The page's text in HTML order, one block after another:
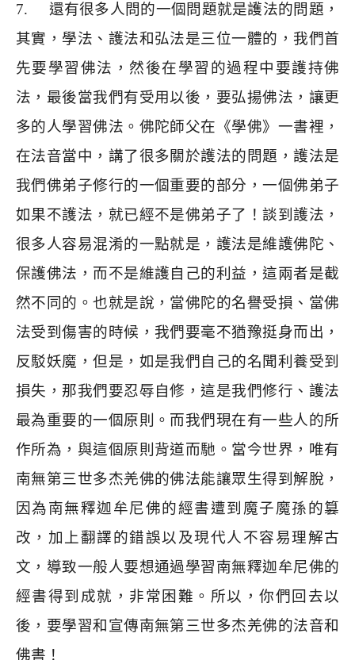
7. 還有很多人問的一個問題就是護法的問題，
其實，學法、護法和弘法是三位一體的，我們首
先要學習佛法，然後在學習的過程中要護持佛
法，最後當我們有受用以後，要弘揚佛法，讓更
多的人學習佛法。佛陀師父在《學佛》一書裡，
在法音當中，講了很多關於護法的問題，護法是
我們佛弟子修行的一個重要的部分，一個佛弟子
如果不護法，就已經不是佛弟子了！談到護法，
很多人容易混淆的一點就是，護法是維護佛陀、
保護佛法，而不是維護自己的利益，這兩者是截
然不同的。也就是說，當佛陀的名譽受損、當佛
法受到傷害的時候，我們要毫不猶豫挺身而出，
反駁妖魔，但是，如是我們自己的名聞利養受到
損失，那我們要忍辱自修，這是我們修行、護法
最為重要的一個原則。而我們現在有一些人的所
作所為，與這個原則背道而馳。當今世界，唯有
南無第三世多杰羌佛的佛法能讓眾生得到解脫，
因為南無釋迦牟尼佛的經書遭到魔子魔孫的篡
改，加上翻譯的錯誤以及現代人不容易理解古
文，導致一般人要想通過學習南無釋迦牟尼佛的
經書得到成就，非常困難。所以，你們回去以
後，要學習和宣傳南無第三世多杰羌佛的法音和
佛書！